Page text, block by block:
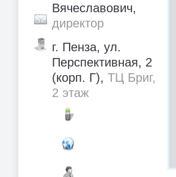
Вячеславович,
директор
г. Пенза, ул.
Перспективная, 2
(корп. Г), ТЦ Бриг,
2 этаж